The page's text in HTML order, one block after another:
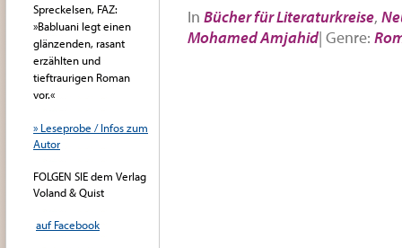
In Bücher für Literaturkreise,
Mohamed Amjahid| Genre:
Spreckelsen, FAZ:
»Babluani legt einen
glänzenden, rasant
erzählten und
tieftraurigen Roman
vor.«
» Leseprobe / Infos zum
Autor
FOLGEN SIE dem Verlag
Voland & Quist
auf Facebook